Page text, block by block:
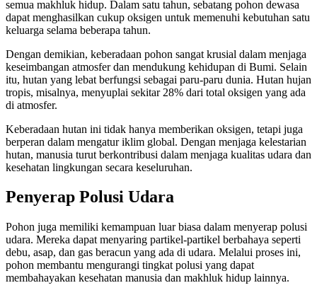
semua makhluk hidup. Dalam satu tahun, sebatang pohon dewasa
dapat menghasilkan cukup oksigen untuk memenuhi kebutuhan satu
keluarga selama beberapa tahun.
Dengan demikian, keberadaan pohon sangat krusial dalam menjaga
keseimbangan atmosfer dan mendukung kehidupan di Bumi. Selain
itu, hutan yang lebat berfungsi sebagai paru-paru dunia. Hutan hujan
tropis, misalnya, menyuplai sekitar 28% dari total oksigen yang ada
di atmosfer.
Keberadaan hutan ini tidak hanya memberikan oksigen, tetapi juga
berperan dalam mengatur iklim global. Dengan menjaga kelestarian
hutan, manusia turut berkontribusi dalam menjaga kualitas udara dan
kesehatan lingkungan secara keseluruhan.
Penyerap Polusi Udara
Pohon juga memiliki kemampuan luar biasa dalam menyerap polusi
udara. Mereka dapat menyaring partikel-partikel berbahaya seperti
debu, asap, dan gas beracun yang ada di udara. Melalui proses ini,
pohon membantu mengurangi tingkat polusi yang dapat
membahayakan kesehatan manusia dan makhluk hidup lainnya.